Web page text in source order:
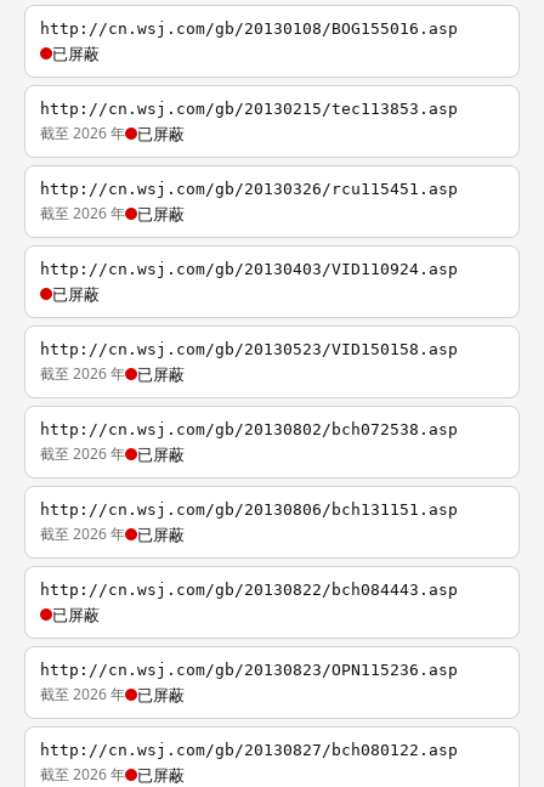
http://cn.wsj.com/gb/20130108/BOG155016.asp
已屏蔽
http://cn.wsj.com/gb/20130215/tec113853.asp
截至 2026 年 已屏蔽
http://cn.wsj.com/gb/20130326/rcu115451.asp
截至 2026 年 已屏蔽
http://cn.wsj.com/gb/20130403/VID110924.asp
已屏蔽
http://cn.wsj.com/gb/20130523/VID150158.asp
截至 2026 年 已屏蔽
http://cn.wsj.com/gb/20130802/bch072538.asp
截至 2026 年 已屏蔽
http://cn.wsj.com/gb/20130806/bch131151.asp
截至 2026 年 已屏蔽
http://cn.wsj.com/gb/20130822/bch084443.asp
已屏蔽
http://cn.wsj.com/gb/20130823/OPN115236.asp
截至 2026 年 已屏蔽
http://cn.wsj.com/gb/20130827/bch080122.asp
截至 2026 年 已屏蔽